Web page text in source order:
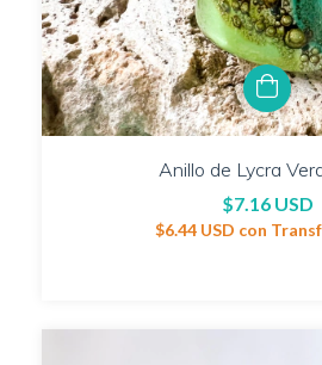
Anillo de Lycra
$7.16 USD
$6.44 USD con